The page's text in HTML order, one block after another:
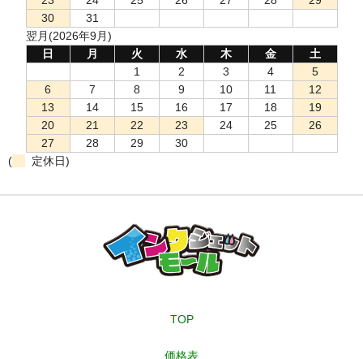
30
31
翌月(2026年9月)
日
月 火 水 木 金
土
1
2 3 4
5
6
7 8 9 10 11
12
13
14 15 16 17 18
19
20
21 22 23 24 25
26
27
28 29
30
(
定休日)
TOP
価格表